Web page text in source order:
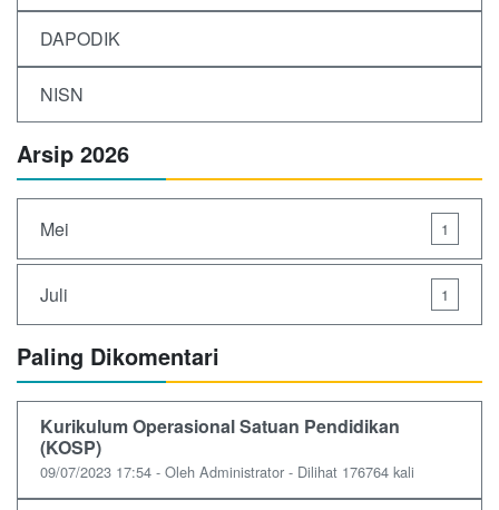
DAPODIK
NISN
Arsip 2026
Mei 1
Juli 1
Paling Dikomentari
Kurikulum Operasional Satuan Pendidikan
(KOSP)
09/07/2023 17:54 - Oleh Administrator - Dilihat 176764 kali